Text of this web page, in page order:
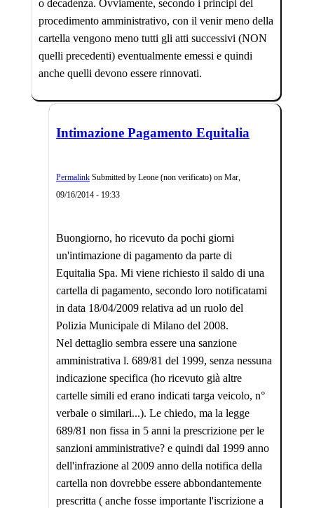
o decadenza. Ovviamente, secondo i principi del
procedimento amministrativo, con il venir meno della
cartella vengono meno tutti gli atti successivi (NON
quelli precedenti) eventualmente emessi e quindi
anche quelli devono essere rinnovati.
Intimazione Pagamento Equitalia
Permalink Submitted by Leone (non verificato) on Mar,
09/16/2014 - 19:33
Buongiorno, ho ricevuto da pochi giorni
un'intimazione di pagamento da parte di
Equitalia Spa. Mi viene richiesto il saldo di una
cartella di pagamento, secondo loro notificatami
in data 18/04/2009 relativa ad un ruolo del
Polizia Municipale di Milano del 2008.
Nel dettaglio sembra essere una sanzione
amministrativa l. 689/81 del 1999, senza nessuna
indicazione specifica (ho ricevuto già altre
cartelle simili ed erano indicati targa veicolo, n°
verbale o similari...). Le chiedo, ma la legge
689/81 non fissa in 5 anni la prescrizione per le
sanzioni amministrative? e quindi dal 1999 anno
dell'infrazione al 2009 anno della notifica della
cartella non dovrebbe essere abbondantemente
prescritta ( anche fosse importante l'iscrizione a